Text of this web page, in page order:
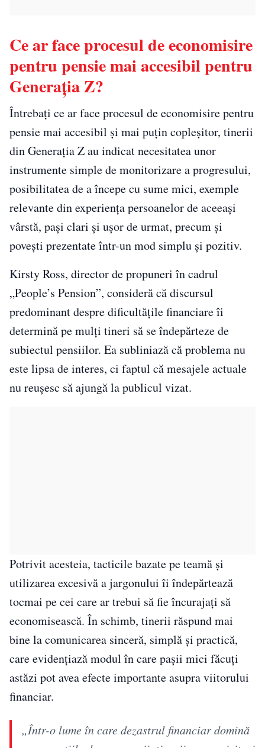
Ce ar face procesul de economisire
pentru pensie mai accesibil pentru
Generația Z?
Întrebați ce ar face procesul de economisire pentru
pensie mai accesibil și mai puțin copleșitor, tinerii
din Generația Z au indicat necesitatea unor
instrumente simple de monitorizare a progresului,
posibilitatea de a începe cu sume mici, exemple
relevante din experiența persoanelor de aceeași
vârstă, pași clari și ușor de urmat, precum și
povești prezentate într-un mod simplu și pozitiv.
Kirsty Ross, director de propuneri în cadrul
„People’s Pension”, consideră că discursul
predominant despre dificultățile financiare îi
determină pe mulți tineri să se îndepărteze de
subiectul pensiilor. Ea subliniază că problema nu
este lipsa de interes, ci faptul că mesajele actuale
nu reușesc să ajungă la publicul vizat.
Potrivit acesteia, tacticile bazate pe teamă și
utilizarea excesivă a jargonului îi îndepărtează
tocmai pe cei care ar trebui să fie încurajați să
economisească. În schimb, tinerii răspund mai
bine la comunicarea sinceră, simplă și practică,
care evidențiază modul în care pașii mici făcuți
astăzi pot avea efecte importante asupra viitorului
financiar.
„Într-o lume în care dezastrul financiar domină